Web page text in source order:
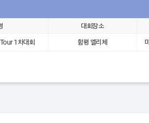
대회장소
1차대회 함평 엘리체